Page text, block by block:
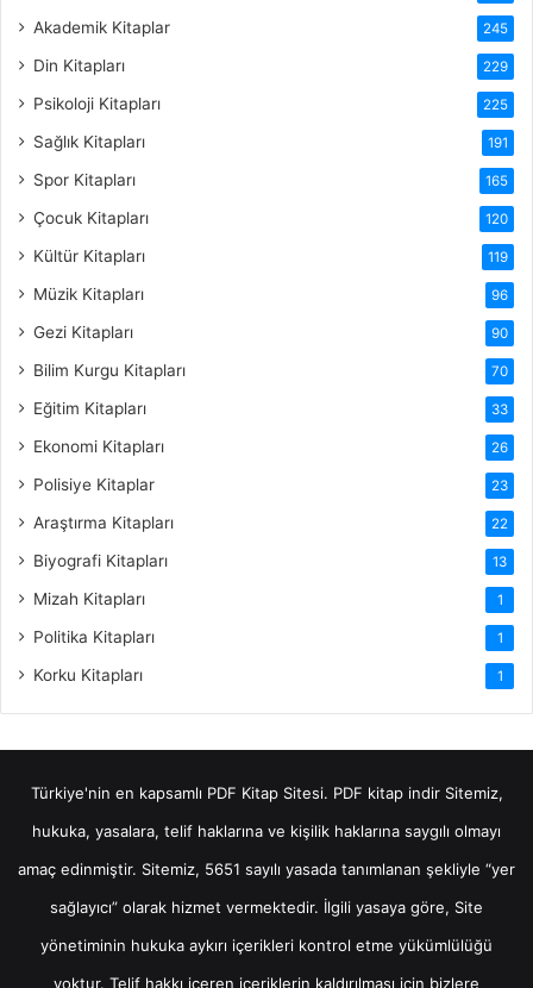
Akademik Kitaplar 245
Din Kitapları 229
Psikoloji Kitapları 225
Sağlık Kitapları 191
Spor Kitapları 165
Çocuk Kitapları 120
Kültür Kitapları 119
Müzik Kitapları 96
Gezi Kitapları 90
Bilim Kurgu Kitapları 70
Eğitim Kitapları 33
Ekonomi Kitapları 26
Polisiye Kitaplar 23
Araştırma Kitapları 22
Biyografi Kitapları 13
Mizah Kitapları 1
Politika Kitapları 1
Korku Kitapları 1
Türkiye'nin en kapsamlı PDF Kitap Sitesi. PDF kitap indirSitemiz,
hukuka, yasalara, telif haklarına ve kişilik haklarına saygılı olmayı
amaç edinmiştir. Sitemiz, 5651 sayılı yasada tanımlanan şekliyle “yer
sağlayıcı” olarak hizmet vermektedir. İlgili yasaya göre, Site
yönetiminin hukuka aykırı içerikleri kontrol etme yükümlülüğü
yoktur. Telif hakkı içeren içeriklerin kaldırılması için bizlere